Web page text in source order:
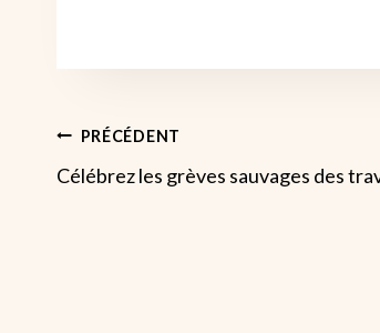
Navigation
PRÉCÉDENT
Célébrez les grèves sauvages des